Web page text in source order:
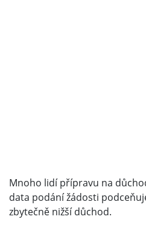
Mnoho lidí přípravu na
data podání žádosti
zbytečně nižší důchod.